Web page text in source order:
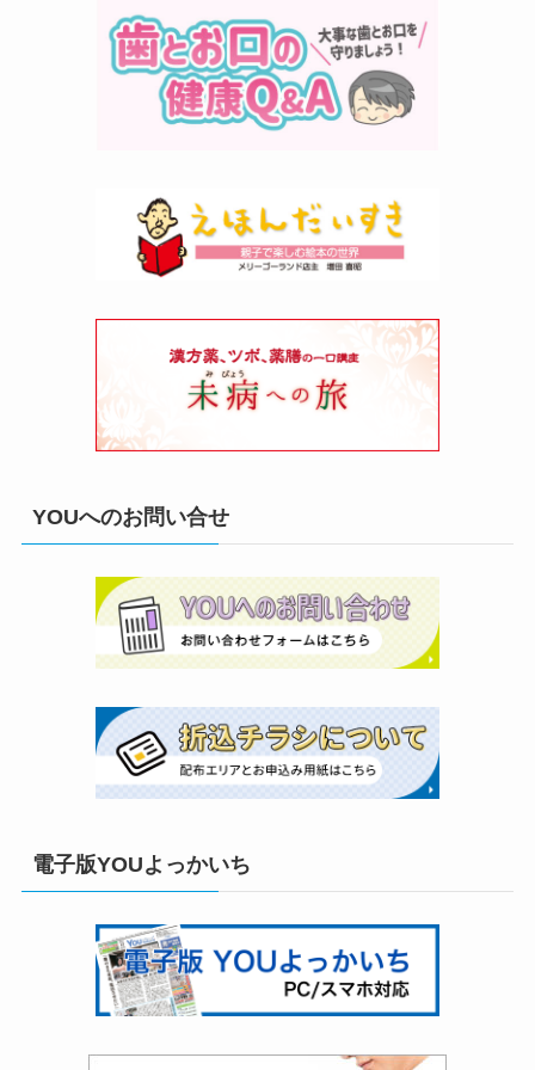
YOUへのお問い合せ
電子版YOUよっかいち